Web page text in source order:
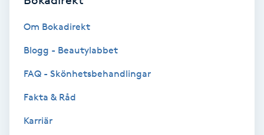
Fibromassage
Fotmassage
Om Bokadirekt
Blogg - Beautylabbet
FAQ - Skönhetsbehandlingar
Fakta & Råd
Karriär